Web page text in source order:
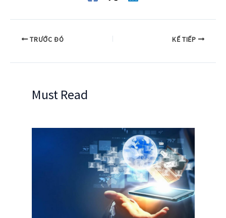
TRƯỚC ĐÓ KẾ TIẾP
Must Read